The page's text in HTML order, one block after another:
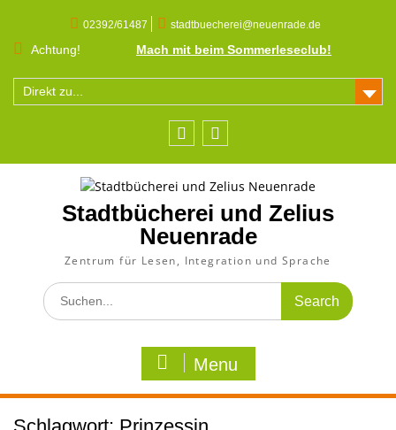
content
02392/61487 stadtbuecherei@neuenrade.de
Achtung! Mach mit beim Sommerleseclub!
Direkt zu...
Stadtbücherei und Zelius
Neuenrade
Zentrum für Lesen, Integration und Sprache
Search
for:
Menu